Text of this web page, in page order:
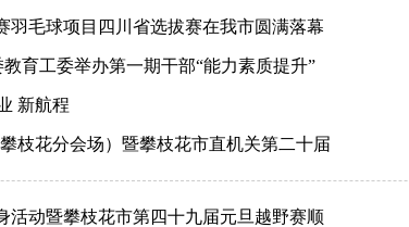
羽毛球项目四川省选拔赛在我市圆满落幕
育工委举办第一期干部“能力素质提升”
新航程
枝花分会场）暨攀枝花市直机关第二十届
活动暨攀枝花市第四十九届元旦越野赛顺